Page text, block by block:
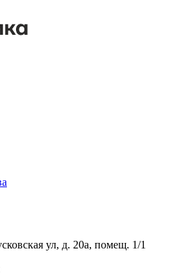
ул, д. 20а, помещ. 1/1